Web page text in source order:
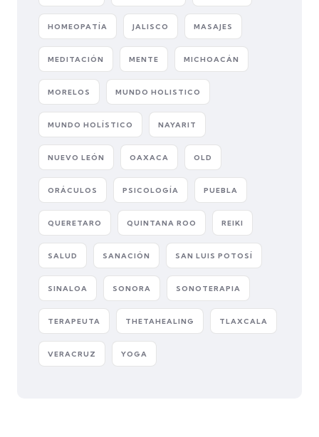
HOMEOPATÍA JALISCO MASAJES
MEDITACIÓN MENTE MICHOACÁN
MORELOS MUNDO HOLISTICO
MUNDO HOLÍSTICO NAYARIT
NUEVO LEÓN OAXACA OLD
ORÁCULOS PSICOLOGÍA PUEBLA
QUERETARO QUINTANA ROO REIKI
SALUD SANACIÓN SAN LUIS POTOSÍ
SINALOA SONORA SONOTERAPIA
TERAPEUTA THETAHEALING TLAXCALA
VERACRUZ YOGA